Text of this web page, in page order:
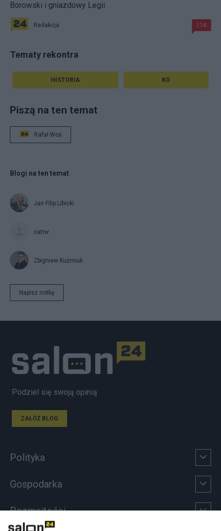
Borowski i gniazdowy Legii
Redakcja 118
Tematy rekontra
HISTORIA KO
Piszą na ten temat
Rafał Woś
Blogi na ten temat
Jan Filip Libicki
catrw
Zbigniew Kuźmiuk
Napisz notkę
Podziel się swoją opinią
ZAŁÓŻ BLOG
Polityka
Gospodarka
Rozmaitości